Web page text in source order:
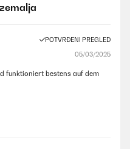
POTVRĐENI PREGLED
05/03/2025
funktioniert bestens auf dem